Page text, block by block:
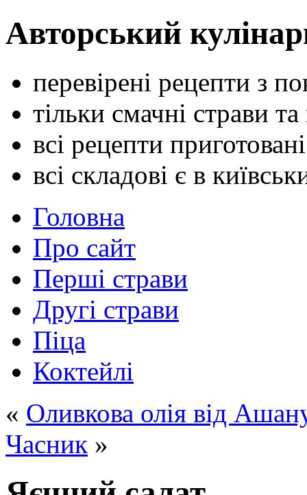
Авторський
перевірені рецепти з
тільки смачні страви та
всі рецепти
всі складові є в
Головна
Про сайт
Перші страви
Другі страви
Піца
Коктейлі
« Оливкова олія від
Часник »